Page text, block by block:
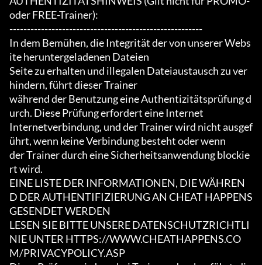
oder FREE-Trainer):
-------------------------------------------------------
In dem Bemühen, die Integrität der von unserer Webs
ite heruntergeladenen Dateien
Seite zu erhalten und illegalen Dateiaustausch zu ver
hindern, führt dieser Trainer
während der Benutzung eine Authentizitätsprüfung d
urch. Diese Prüfung erfordert eine Internet
Internetverbindung, und der Trainer wird nicht ausgef
ührt, wenn keine Verbindung besteht oder wenn
der Trainer durch eine Sicherheitsanwendung blockie
rt wird.
EINE LISTE DER INFORMATIONEN, DIE WÄHREN
D DER AUTHENTIFIZIERUNG AN CHEAT HAPPENS
GESENDET WERDEN
LESEN SIE BITTE UNSERE DATENSCHUTZRICHTLI
NIE UNTER HTTPS://WWW.CHEATHAPPENS.CO
M/PRIVACYPOLICY.ASP